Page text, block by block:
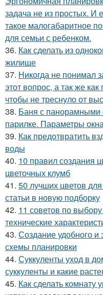
задача не из простых. И
такое малогабаритное
для семьи с ребенком.
36. Как сделать из
жилище
37. Никогда не понимал
этот вопрос, а так же
чтобы не треснуло от
38. Баня с панорамными
парилке. Параметры
39. Как предотвратить
воды
40. 10 правил создания
цветочных клумб
41. 50 лучших цветов
статьи в новую подборку
42. 11 советов по
технические
43. Создание удобного и
схемы планировки
44. Суккуленты уход в
суккуленты и какие
45. Как сделать комнату